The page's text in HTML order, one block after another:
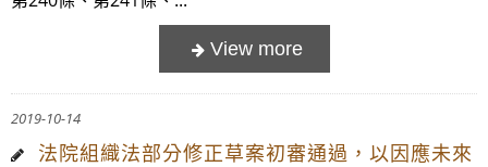
2019-10-14
法院組織法部分修正草案初審通過，以因應未來